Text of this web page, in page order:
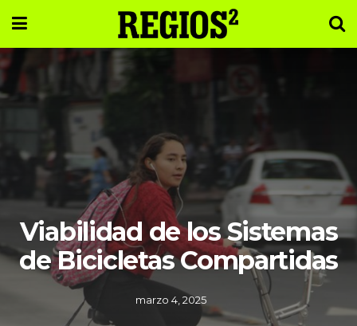
Viabilidad de los Sistemas
de Bicicletas Compartidas
marzo 4, 2025